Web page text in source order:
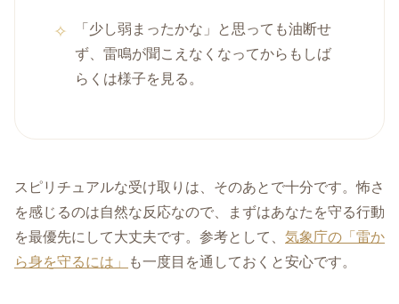
「少し弱まったかな」と思っても油断せ
ず、雷鳴が聞こえなくなってからもしば
らくは様子を見る。
スピリチュアルな受け取りは、そのあとで十分です。怖さ
を感じるのは自然な反応なので、まずはあなたを守る行動
を最優先にして大丈夫です。参考として、 気象庁の「雷か
ら身を守るには」
も一度目を通しておくと安心です。